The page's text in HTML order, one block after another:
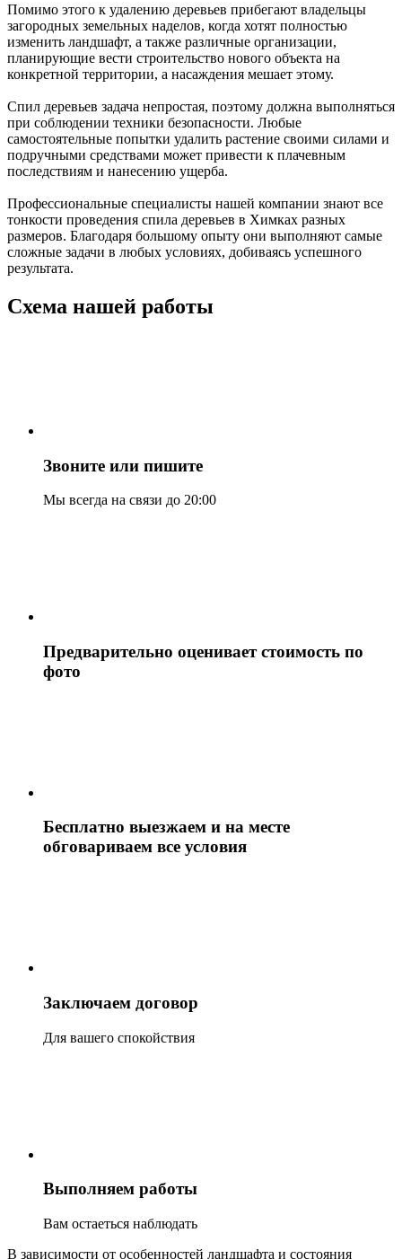
Помимо этого к удалению деревьев прибегают владельцы
загородных земельных наделов, когда хотят полностью
изменить ландшафт, а также различные организации,
планирующие вести строительство нового объекта на
конкретной территории, а насаждения мешает этому.
Спил деревьев задача непростая, поэтому должна выполняться
при соблюдении техники безопасности. Любые
самостоятельные попытки удалить растение своими силами и
подручными средствами может привести к плачевным
последствиям и нанесению ущерба.
Профессиональные специалисты нашей компании знают все
тонкости проведения спила деревьев в Химках разных
размеров. Благодаря большому опыту они выполняют самые
сложные задачи в любых условиях, добиваясь успешного
результата.
Схема нашей работы
Звоните или пишите
Мы всегда на связи до 20:00
Предварительно оценивает стоимость по
фото
Бесплатно выезжаем и на месте
обговариваем все условия
Заключаем договор
Для вашего спокойствия
Выполняем работы
Вам остаеться наблюдать
В зависимости от особенностей ландшафта и состояния